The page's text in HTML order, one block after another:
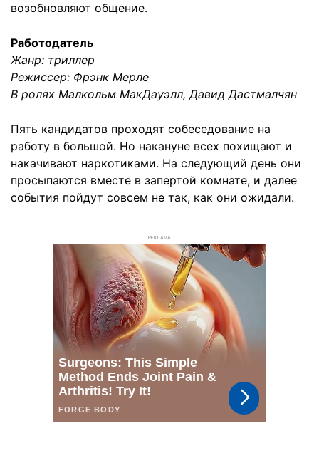
возобновляют общение.
Работодатель
Жанр: триллер
Режиссер: Фрэнк Мерле
В ролях Малкольм МакДауэлл, Давид Дастмалчян
Пять кандидатов проходят собеседование на
работу в большой. Но накануне всех похищают и
накачивают наркотиками. На следующий день они
просыпаются вместе в запертой комнате, и далее
события пойдут совсем не так, как они ожидали.
РЕКЛАМА